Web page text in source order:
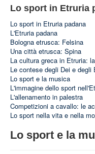
STRUTTURA
ATTIVITA'
MUSEI
EVENTI
Lo sport in Etruria
Lo sport in Etruria padana
L'Etruria padana
Bologna etrusca: Felsina
Una città etrusca: Spina
La cultura greca in Etruria:
Le contese degli Dei e degli
Lo sport e la musica
L'immagine dello sport
L'allenamento in palestra
Competizioni a cavallo: le
Lo sport nella vita e nella
Lo sport e la